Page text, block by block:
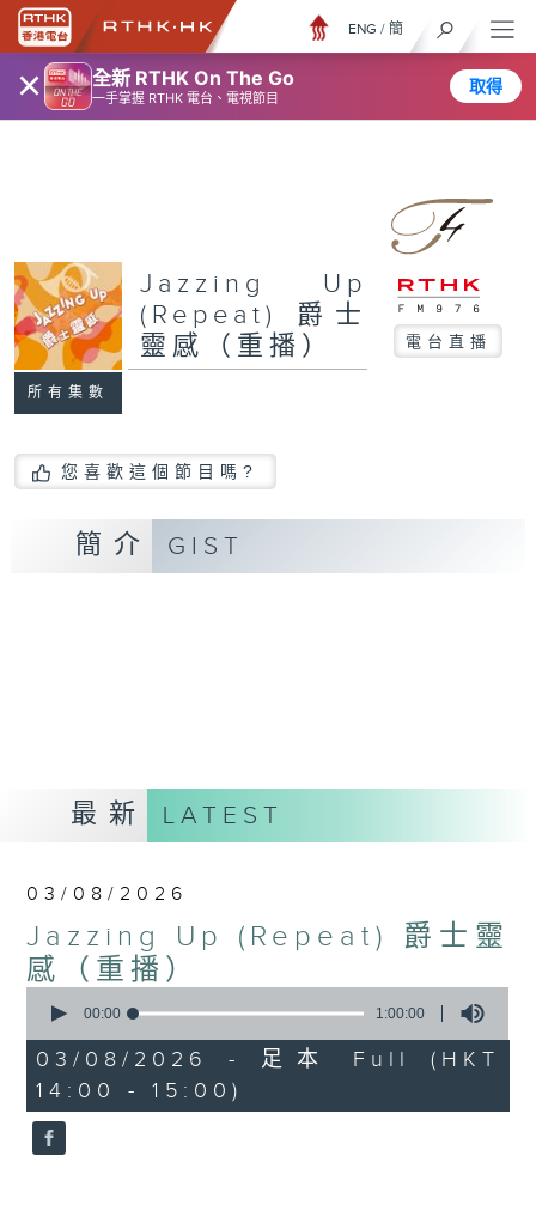
× 全新 RTHK On The Go
一手掌握 RTHK 電台、電視節目
取得
ENG / 簡
所有集數
Jazzing Up
(Repeat) 爵士
靈感（重播）
電台直播
您喜歡這個節目嗎?
簡介 GIST
最新 LATEST
03/08/2026
Jazzing Up (Repeat) 爵士靈
感（重播）
seconds
1
hour,
0
seconds
00:00 1:00:00
03/08/2026 - 足本 Full (HKT
14:00 - 15:00)